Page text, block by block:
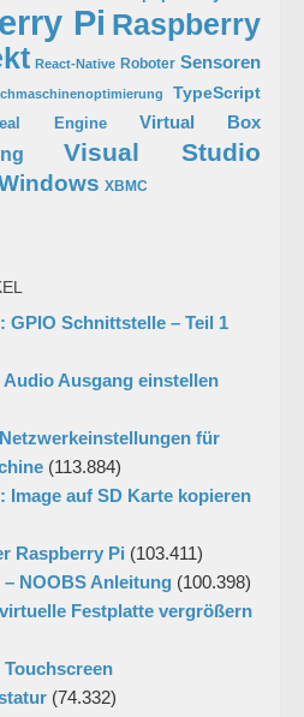
Pi Raspberry
React-Native Roboter Sensoren
TypeScript
Engine
Virtual Box
Visual Studio
XBMC
GPIO Schnittstelle – Teil 1
Audio Ausgang einstellen
für
(113.884)
Image auf SD Karte kopieren
Raspberry Pi (103.411)
NOOBS Anleitung (100.398)
Festplatte vergrößern
(74.332)